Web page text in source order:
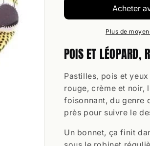
Plus de
POIS ET LÉOPARD,
Pastilles, pois et
rouge, crème et noir,
foisonnant, du genre
près pour suivre le
Un bonnet, ça finit